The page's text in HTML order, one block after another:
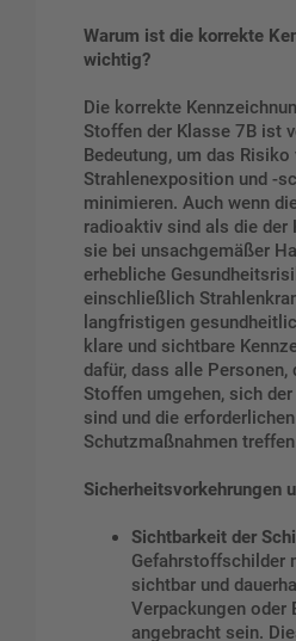
Warum ist die korrekte
wichtig?
Die korrekte
Stoffen der Klasse 7B ist
Bedeutung, um das Risiko
Strahlenexposition und -
minimieren. Auch wenn
radioaktiv sind als die der
sie bei unsachgemäßer
erhebliche
einschließlich
langfristigen
klare und sichtbare
dafür, dass alle Personen,
Stoffen umgehen, sich
sind und die erforderlichen
Schutzmaßnahmen
Sicherheitsvorkehrungen
Sichtbarkeit der
Gefahrstoffschilder
sichtbar und
Verpackungen oder
angebracht sein.